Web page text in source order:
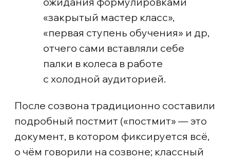
Мы не закладывали ожиданий на продажи
максимального тарифа, но он неожиданно
оказался одним из драйверов выручки и сильно
поднял средний чек.
Формат живого эфира запланировали
на четверг 19:00, а повторы — в пятницу
16:00 и субботу 12:00 в записи, чтобы
мы только рассылали записи таким
зрителям, а в этот раз приняли решение
приглашать только на повтор, чтобы
посмотреть, сколько людей дойдет ещё.
Так мы уменьшили риск, что люди просто
«отложат запись и не посмотрят»
и сохранили живость — Анастасия была